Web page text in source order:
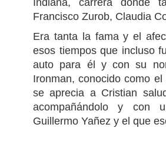
Francisco Zurob, Claudia
Era tanta la fama y el
esos tiempos que incluso
auto para él y con su
Ironman, conocido como
se aprecia a Cristian
acompañándolo y con
Guillermo Yañez y el que